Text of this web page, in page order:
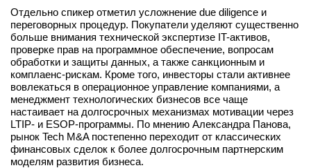
Отдельно спикер отметил усложнение due diligence и
переговорных процедур. Покупатели уделяют существенно
больше внимания технической экспертизе IT-активов,
проверке прав на программное обеспечение, вопросам
обработки и защиты данных, а также санкционным и
комплаенс-рискам. Кроме того, инвесторы стали активнее
вовлекаться в операционное управление компаниями, а
менеджмент технологических бизнесов все чаще
настаивает на долгосрочных механизмах мотивации через
LTIP- и ESOP-программы. По мнению Александра Панова,
рынок Tech M&A постепенно переходит от классических
финансовых сделок к более долгосрочным партнерским
моделям развития бизнеса.